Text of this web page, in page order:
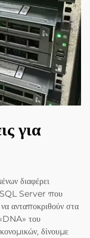
για
διαφέρει
SQL Server που
ανταποκριθούν στα
«DNA» του
δίνουμε